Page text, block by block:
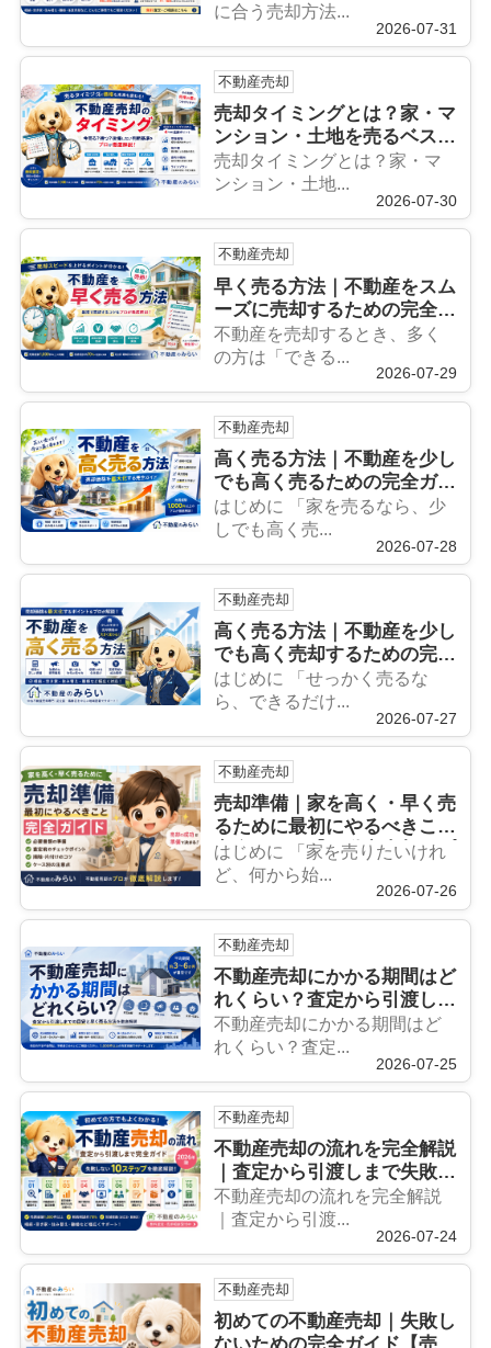
に合う売却方法...
2026-07-31
不動産売却
売却タイミングとは？家・マ
ンション・土地を売るベスト
な時期をプロが徹底解説
売却タイミングとは？家・マ
ンション・土地...
2026-07-30
不動産売却
早く売る方法｜不動産をスム
ーズに売却するための完全ガ
イド【売れない原因・成功の
コツをプロが解説】
不動産を売却するとき、多く
の方は「できる...
2026-07-29
不動産売却
高く売る方法｜不動産を少し
でも高く売るための完全ガイ
ド【売買経験1,000件超のプ
ロが解説】
はじめに 「家を売るなら、少
しでも高く売...
2026-07-28
不動産売却
高く売る方法｜不動産を少し
でも高く売却するための完全
ガイド【売買経験1,000件超
のプロが解説】
はじめに 「せっかく売るな
ら、できるだけ...
2026-07-27
不動産売却
売却準備｜家を高く・早く売
るために最初にやるべきこと
完全ガイド【不動産売却のプ
ロが徹底解説】
はじめに 「家を売りたいけれ
ど、何から始...
2026-07-26
不動産売却
不動産売却にかかる期間はど
れくらい？査定から引渡しま
での目安と早く売る方法を徹
底解説
不動産売却にかかる期間はど
れくらい？査定...
2026-07-25
不動産売却
不動産売却の流れを完全解説
｜査定から引渡しまで失敗し
ないための全手順
不動産売却の流れを完全解説
｜査定から引渡...
2026-07-24
不動産売却
初めての不動産売却｜失敗し